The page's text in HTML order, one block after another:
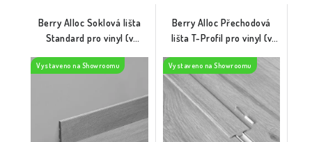
Berry Alloc Soklová lišta
Standard pro vinyl (v
Vystaveno na Showroomu
Berry Alloc Přechodová
lišta T-Profil pro vinyl (v
Vystaveno na Showroomu